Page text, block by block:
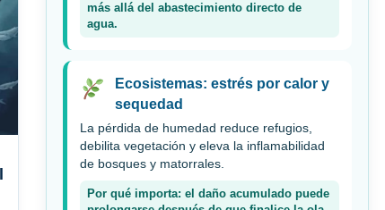
más allá del abastecimiento directo de
agua.
Ecosistemas: estrés por calor y
sequedad
La pérdida de humedad reduce refugios,
debilita vegetación y eleva la inflamabilidad
de bosques y matorrales.
Por qué importa: el daño acumulado puede